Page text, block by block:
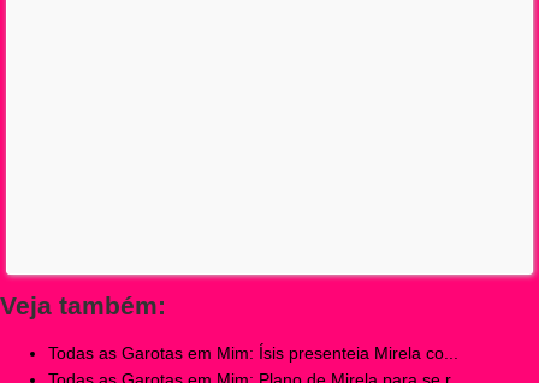
Veja também:
Todas as Garotas em Mim: Ísis presenteia Mirela co...